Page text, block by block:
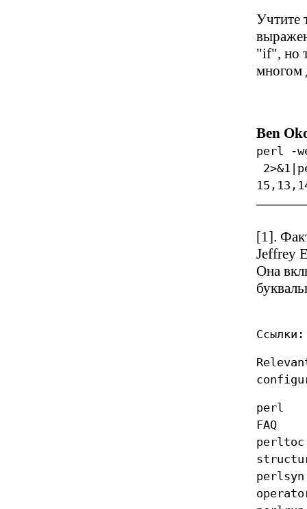
Учтите
"if", но
многом
Ben
perl -
[1].
Jeffrey
Она
Ссылки:
perl
FAQ